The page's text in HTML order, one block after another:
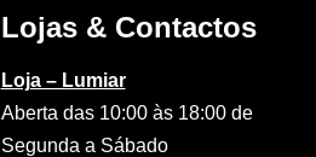
Lojas & Contactos
Loja – Lumiar
Aberta das 10:00 às 18:00 de
Segunda a Sábado